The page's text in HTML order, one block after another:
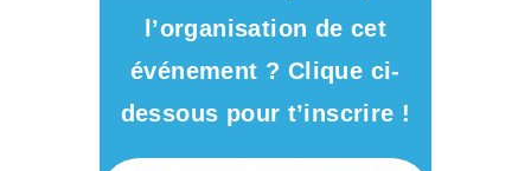
l’organisation de cet
événement ? Clique ci-
dessous pour t’inscrire !